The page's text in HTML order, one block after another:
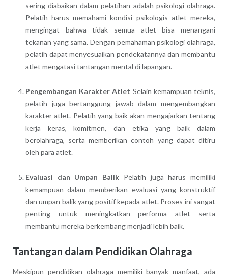
sering diabaikan dalam pelatihan adalah psikologi olahraga.
Pelatih harus memahami kondisi psikologis atlet mereka,
mengingat bahwa tidak semua atlet bisa menangani
tekanan yang sama. Dengan pemahaman psikologi olahraga,
pelatih dapat menyesuaikan pendekatannya dan membantu
atlet mengatasi tantangan mental di lapangan.
Pengembangan Karakter Atlet Selain kemampuan teknis,
pelatih juga bertanggung jawab dalam mengembangkan
karakter atlet. Pelatih yang baik akan mengajarkan tentang
kerja keras, komitmen, dan etika yang baik dalam
berolahraga, serta memberikan contoh yang dapat ditiru
oleh para atlet.
Evaluasi dan Umpan Balik Pelatih juga harus memiliki
kemampuan dalam memberikan evaluasi yang konstruktif
dan umpan balik yang positif kepada atlet. Proses ini sangat
penting untuk meningkatkan performa atlet serta
membantu mereka berkembang menjadi lebih baik.
Tantangan dalam Pendidikan Olahraga
Meskipun pendidikan olahraga memiliki banyak manfaat, ada